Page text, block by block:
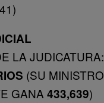
LA JUDICATURA:
(SU MINISTRO
GANA 433,639)